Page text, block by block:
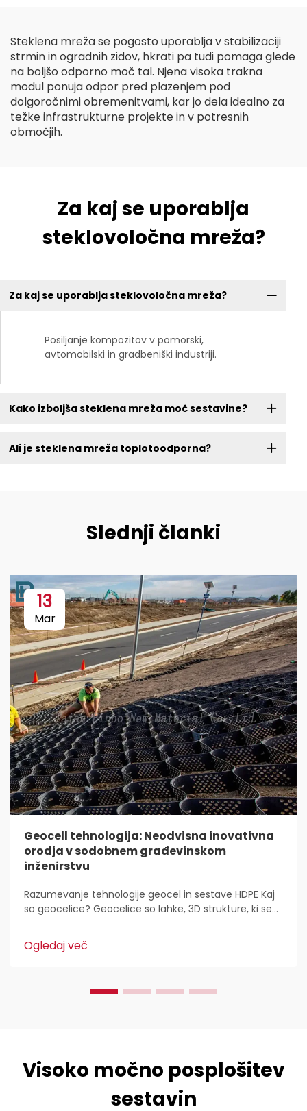
geomreža iz steklenih
vlaken
Steklena mreža se pogosto uporablja v stabilizaciji
strmin in ogradnih zidov, hkrati pa tudi pomaga glede
na boljšo odporno moč tal. Njena visoka trakna
modul ponuja odpor pred plazenjem pod
dolgoročnimi obremenitvami, kar jo dela idealno za
težke infrastrukturne projekte in v potresnih
območjih.
Za kaj se uporablja
steklovoločna mreža?
Za kaj se uporablja steklovoločna mreža?
Posiljanje kompozitov v pomorski,
avtomobilski in gradbeniški industriji.
Kako izboljša steklena mreža moč sestavine?
Ali je steklena mreža toplotoodporna?
Slednji članki
13
Mar
Geocell tehnologija: Neodvisna inovativna
orodja v sodobnem građevinskom
inženirstvu
Razumevanje tehnologije geocel in sestave HDPE Kaj
so geocelice? Geocelice so lahke, 3D strukture, ki se
gradbeništvu. Inženirji civilne zaščite jih imajo radi,
ker...
Ogledaj več
Visoko močno posplošitev
sestavin